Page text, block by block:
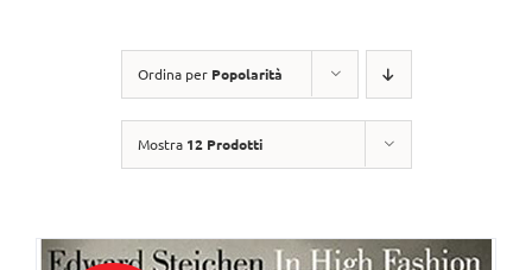
Ordina per Popolarità
Mostra 12 Prodotti